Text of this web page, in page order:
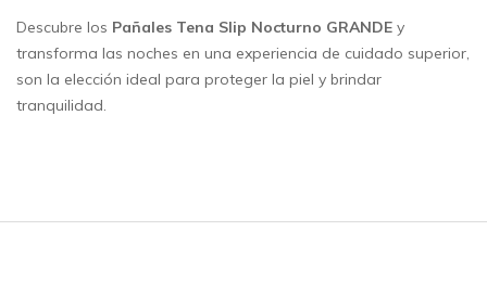
Descubre los Pañales Tena Slip Nocturno GRANDE y
transforma las noches en una experiencia de cuidado superior,
son la elección ideal para proteger la piel y brindar
tranquilidad.